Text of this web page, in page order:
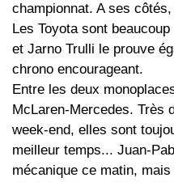
championnat. A ses
Les Toyota sont
et Jarno Trulli le prouve
chrono encourageant.
Entre les deux
McLaren-Mercedes. Très
week-end, elles sont
meilleur temps... Juan-
mécanique ce matin,